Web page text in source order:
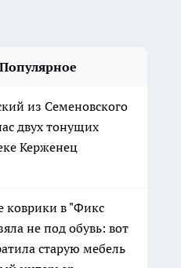
Популярное
из Семеновского
двух тонущих
Керженец
коврики в "Фикс
не под обувь: вот
старую мебель